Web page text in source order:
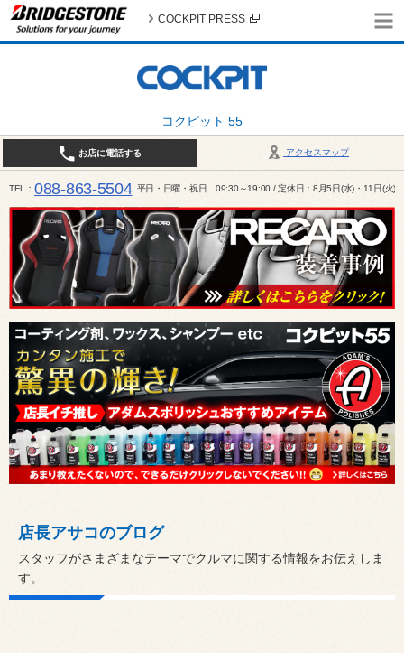
コクピット 55
COCKPIT PRESS
アクセスマップ
お店に電話する
TEL 088-863-5504 平日・日曜・祝日 09:30～19:00 / 定休日：8月5日(水)・11日(火)
店長アサコのブログ
スタッフがさまざまなテーマでクルマに関する情報をお伝えしま
す。